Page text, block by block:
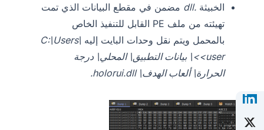
الخبيثة.dll
مضمن في مقطع البيانات الذي تمت
تهيئته من ملف PE القابل للتنفيذ الخاص
بالمحمل ويتم نقل وحدات البايت إليه C:\Users\
<user>\ بيانات التطبيق\ المحلي\ درجة
الحرارة\ ألعاب الهدف\ holorui.dll.